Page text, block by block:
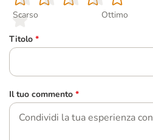
Scarso
Ottimo
Titolo *
Il tuo commento *